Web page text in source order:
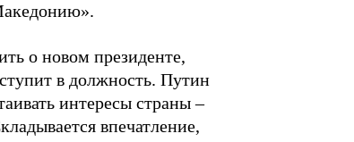
о новом президенте,
в должность. Путин
интересы страны –
впечатление,